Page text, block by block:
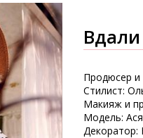
Продюсер
Стилист:
Макияж и
Модель:
Декоратор: